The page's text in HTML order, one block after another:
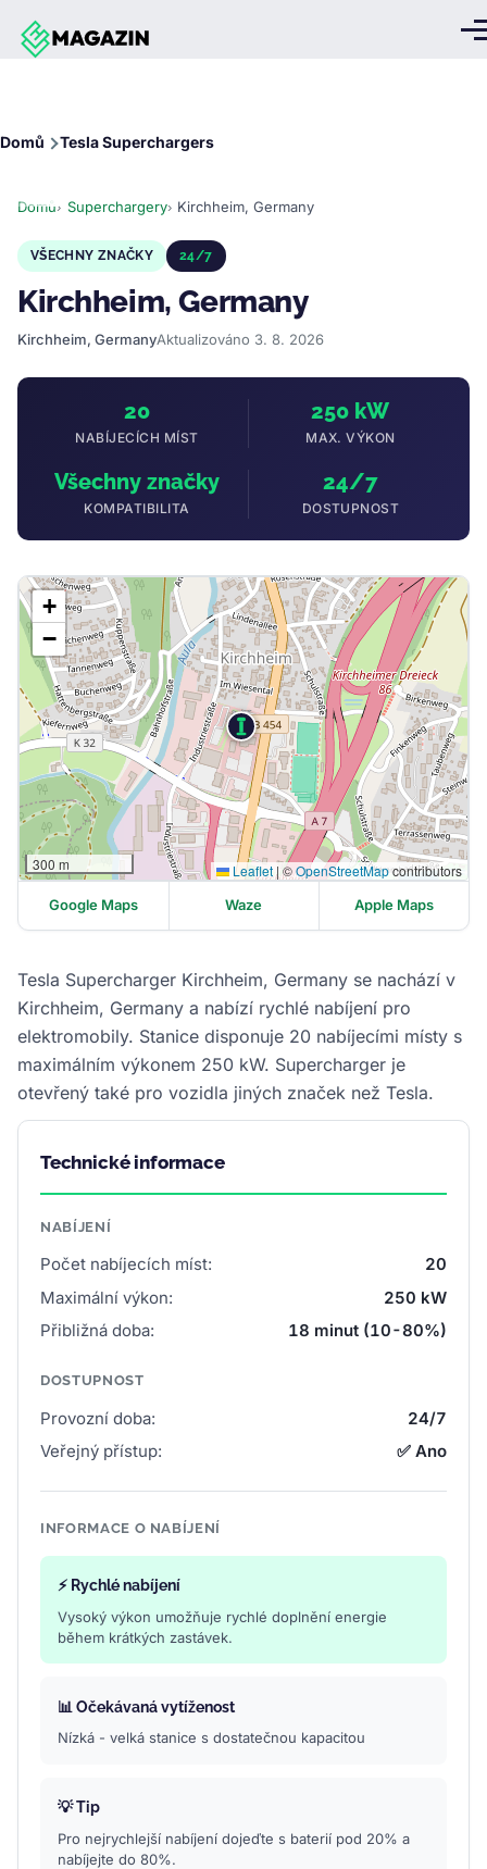
Přejít k hlavnímu obsahu
Domů Tesla Superchargers
Domů Superchargery Kirchheim, Germany
VŠECHNY ZNAČKY 24/7
Kirchheim, Germany
Kirchheim, GermanyAktualizováno 3. 8. 2026
20
NABÍJECÍCH MÍST
250 kW
MAX. VÝKON
Všechny značky
KOMPATIBILITA
24/7
DOSTUPNOST
Tesla Supercharger Kirchheim, Germany se nachází v
Kirchheim, Germany a nabízí rychlé nabíjení pro
elektromobily. Stanice disponuje 20 nabíjecími místy s
maximálním výkonem 250 kW. Supercharger je
otevřený také pro vozidla jiných značek než Tesla.
Technické informace
NABÍJENÍ
Počet nabíjecích míst:
20
Maximální výkon:
250 kW
Přibližná doba:
18 minut (10-80%)
DOSTUPNOST
Provozní doba:
24/7
Veřejný přístup:
✅ Ano
INFORMACE O NABÍJENÍ
⚡ Rychlé nabíjení
Vysoký výkon umožňuje rychlé doplnění energie
během krátkých zastávek.
📊 Očekávaná vytíženost
Nízká - velká stanice s dostatečnou kapacitou
💡 Tip
Pro nejrychlejší nabíjení dojeďte s baterií pod 20% a
nabíjejte do 80%.
+
−
300 m Leaflet| ©OpenStreetMapcontributors
Google Maps Waze Apple Maps